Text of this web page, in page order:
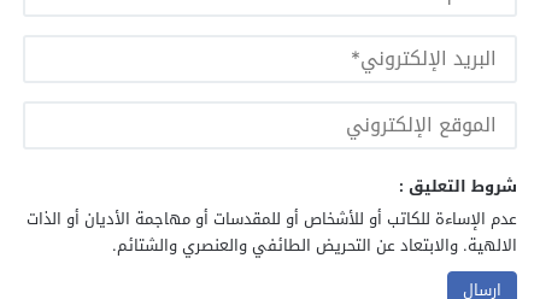
شروط التعليق :
عدم الإساءة للكاتب أو للأشخاص أو للمقدسات أو مهاجمة الأديان أو الذات
الالهية. والابتعاد عن التحريض الطائفي والعنصري والشتائم.